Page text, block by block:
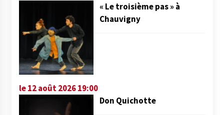
« Le troisième pas » à
Chauvigny
le 12 août 2026 19:00
Don Quichotte